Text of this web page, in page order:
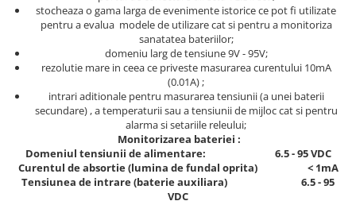
stocheaza o gama larga de evenimente istorice ce pot fi utilizate
pentru a evalua modele de utilizare cat si pentru a monitoriza
sanatatea bateriilor;
domeniu larg de tensiune 9V - 95V;
rezolutie mare in ceea ce priveste masurarea curentului 10mA
(0.01A) ;
intrari aditionale pentru masurarea tensiunii (a unei baterii
secundare) , a temperaturii sau a tensiunii de mijloc cat si pentru
alarma si setariile releului;
Monitorizarea bateriei :
Domeniul tensiunii de alimentare: 6.5 - 95 VDC
Curentul de absortie (lumina de fundal oprita) < 1mA
Tensiunea de intrare (baterie auxiliara) 6.5 - 95
VDC